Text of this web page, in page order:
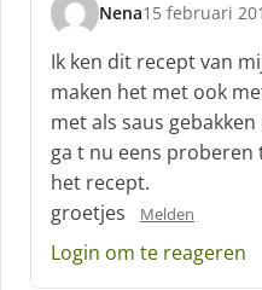
Nena
s
c
h
r
e
e
f
15 februari
Ik ken dit recept van
maken het met ook
met als saus
ga t nu eens
het recept.
groetjes
Melden
Login om te reageren